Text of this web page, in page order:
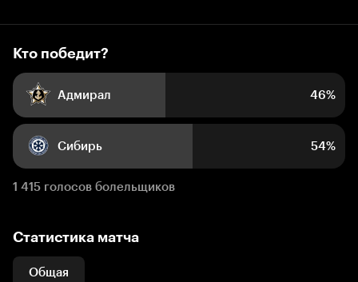
Кто победит?
Адмирал 46%
Сибирь 54%
1 415 голосов болельщиков
Статистика матча
Общая